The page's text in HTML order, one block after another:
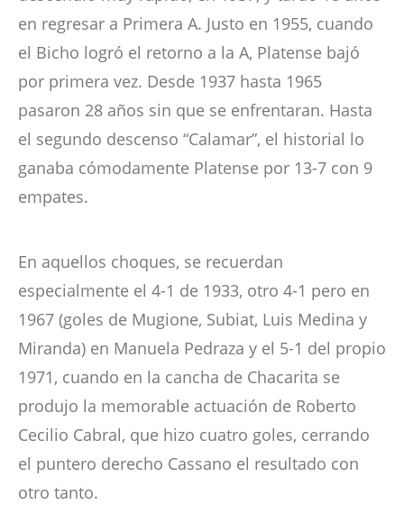
en regresar a Primera A. Justo en 1955, cuando
el Bicho logró el retorno a la A, Platense bajó
por primera vez. Desde 1937 hasta 1965
pasaron 28 años sin que se enfrentaran. Hasta
el segundo descenso “Calamar”, el historial lo
ganaba cómodamente Platense por 13-7 con 9
empates.
En aquellos choques, se recuerdan
especialmente el 4-1 de 1933, otro 4-1 pero en
1967 (goles de Mugione, Subiat, Luis Medina y
Miranda) en Manuela Pedraza y el 5-1 del propio
1971, cuando en la cancha de Chacarita se
produjo la memorable actuación de Roberto
Cecilio Cabral, que hizo cuatro goles, cerrando
el puntero derecho Cassano el resultado con
otro tanto.